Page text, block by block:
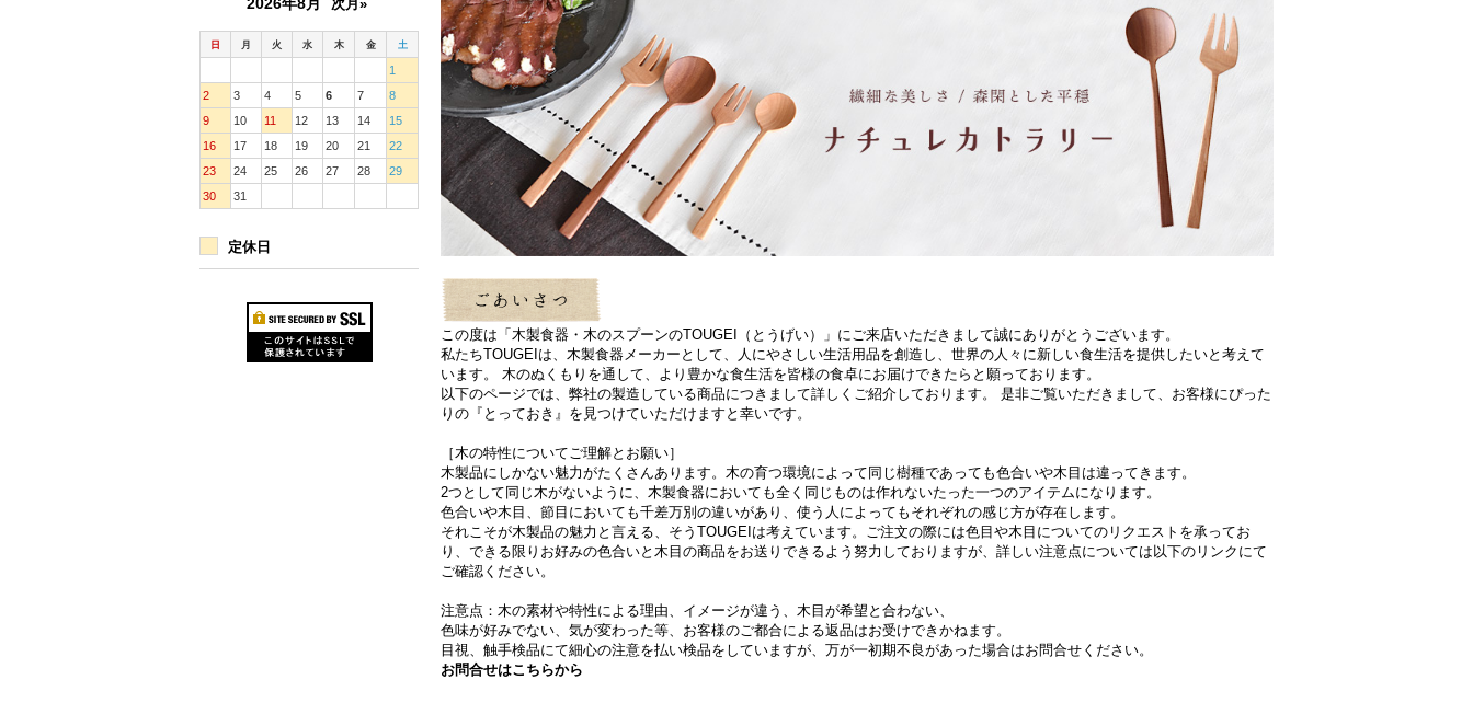
次月»
日 月 火 水 木 金 土
1
2
3 4 5 6 7
8
9
10 11 12 13 14
15
16
17 18 19 20 21
22
23
24 25 26 27 28
29
30
31
定休日
この度は「木製食器・木のスプーンのTOUGEI（とうげい）」にご来店いただきまして誠にありがとうございます。
私たちTOUGEIは、木製食器メーカーとして、人にやさしい生活用品を創造し、世界の人々に新しい食生活を提供したいと考えて
います。 木のぬくもりを通して、より豊かな食生活を皆様の食卓にお届けできたらと願っております。
以下のページでは、弊社の製造している商品につきまして詳しくご紹介しております。 是非ご覧いただきまして、お客様にぴった
りの『とっておき』を見つけていただけますと幸いです。
［木の特性についてご理解とお願い］
木製品にしかない魅力がたくさんあります。木の育つ環境によって同じ樹種であっても色合いや木目は違ってきます。
2つとして同じ木がないように、木製食器においても全く同じものは作れないたった一つのアイテムになります。
色合いや木目、節目においても千差万別の違いがあり、使う人によってもそれぞれの感じ方が存在します。
それこそが木製品の魅力と言える、そうTOUGEIは考えています。ご注文の際には色目や木目についてのリクエストを承ってお
り、できる限りお好みの色合いと木目の商品をお送りできるよう努力しておりますが、詳しい注意点については以下のリンクにて
ご確認ください。
注意点：木の素材や特性による理由、イメージが違う、木目が希望と合わない、
色味が好みでない、気が変わった等、お客様のご都合による返品はお受けできかねます。
目視、触手検品にて細心の注意を払い検品をしていますが、万が一初期不良があった場合はお問合せください。
お問合せはこちらから